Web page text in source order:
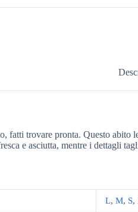
fatti trovare pronta. Questo
e asciutta, mentre i dettagli
L, M, S,